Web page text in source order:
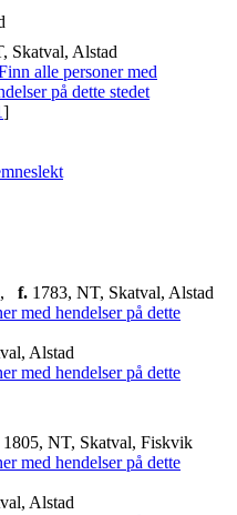
Skatval, Alstad
]
, f. 1783, NT, Skatval, Alstad
Alstad
1805, NT, Skatval, Fiskvik
Alstad